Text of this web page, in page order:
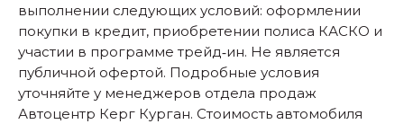
выполнении следующих условий: оформлении
покупки в кредит, приобретении полиса КАСКО и
участии в программе трейд‑ин. Не является
публичной офертой. Подробные условия
уточняйте у менеджеров отдела продаж
Автоцентр Керг Курган. Стоимость автомобиля